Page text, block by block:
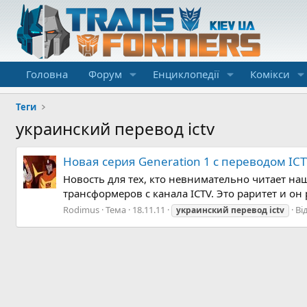
Головна Форум Енциклопедії Комікси
Теги
украинский перевод ictv
Новая серия Generation 1 с переводом
Новость для тех, кто невнимательно читает
трансформеров с канала ICTV. Это раритет и
Rodimus Тема 18.11.11 украинский перевод ictv